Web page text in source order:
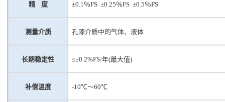
精 度 ±0.1％FS ±0.25％FS ±0.5％FS
测量介质 孔隙介质中的气体、液体
长期稳定性 ≤±0.2%FS/年(最大值)
补偿温度 -10℃～60℃